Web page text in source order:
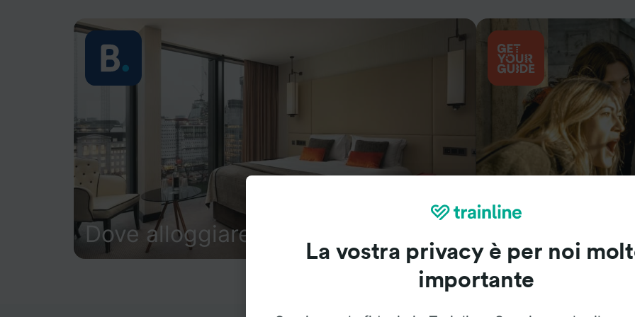
Dove alloggiare
La vostra privacy è per noi
importante